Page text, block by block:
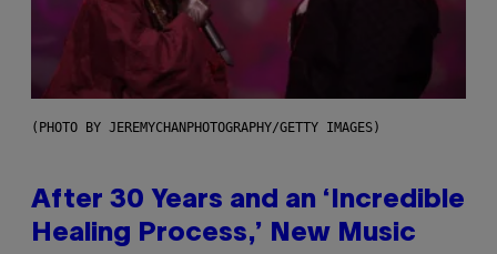
(PHOTO BY JEREMYCHANPHOTOGRAPHY/GETTY IMAGES)
After 30 Years and an ‘Incredible
Healing Process,’ New Music